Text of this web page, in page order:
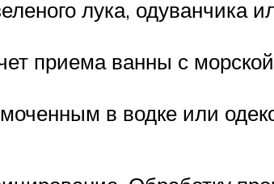
лука, одуванчика
приема ванны с
в водке или